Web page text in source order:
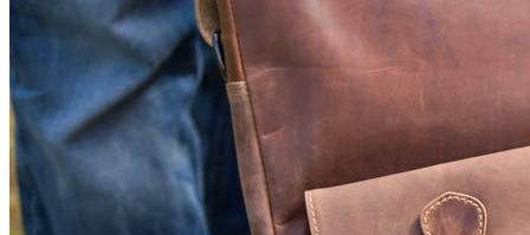
Über mich
Impressum
Datenschutz
Suche
TAG CLOUD